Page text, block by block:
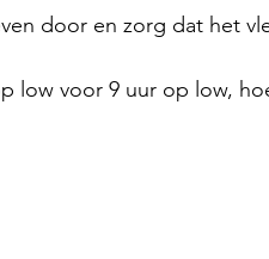
door en zorg dat het
low voor 9 uur op low,